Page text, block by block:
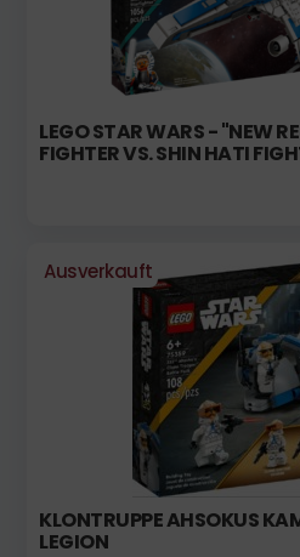
LEGO STAR WARS - "NEW
FIGHTER VS. SHIN HATI
Ausverkauft
KLONTRUPPE AHSOKUS
LEGION